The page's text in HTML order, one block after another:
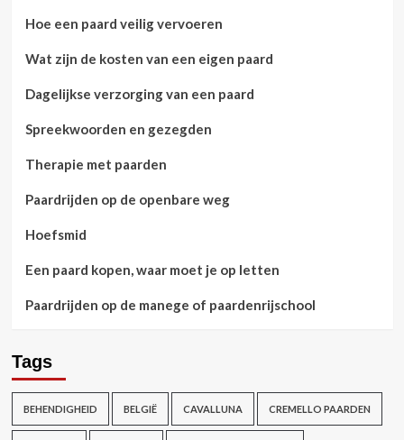
Hoe een paard veilig vervoeren
Wat zijn de kosten van een eigen paard
Dagelijkse verzorging van een paard
Spreekwoorden en gezegden
Therapie met paarden
Paardrijden op de openbare weg
Hoefsmid
Een paard kopen, waar moet je op letten
Paardrijden op de manege of paardenrijschool
Tags
BEHENDIGHEID BELGIË CAVALLUNA CREMELLO PAARDEN